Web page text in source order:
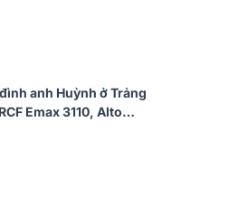
anh Huỳnh ở Trảng
Emax 3110, Alto